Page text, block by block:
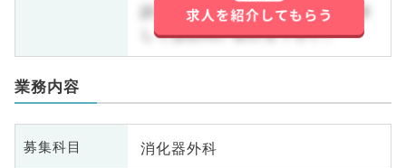
詳しくはお問い合わせ下さい。詳
しくはお問い合わせ下さい。
業務内容
募集科目 消化器外科